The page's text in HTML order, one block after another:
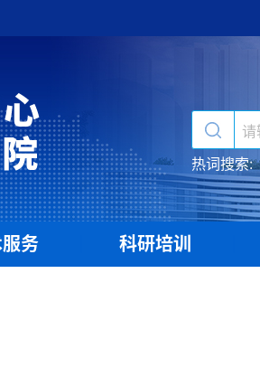
热词搜索:
务 科研培训